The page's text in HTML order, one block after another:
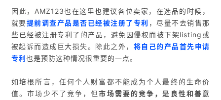
首
页
推
广
因此，AMZ123也在这里也建议各位卖家，在选品的时候，
就要提前调查产品是否已经被注册了专利 ，尽量不去销售那
些已经被注册专利了的产品，避免因侵权而被下架listing或
被起诉而造成巨大损失。除此之外， 将自己的产品首先申请
专利也是预防这种情况很重要的一点。
如培根所言，任何个人财富都不能成为个人最终的生命价
值。市场少不了竞争，但市场需要的竞争，是良性和善意